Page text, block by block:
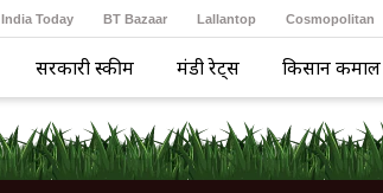
India Today BT Bazaar Lallantop Cosmopolitan
सरकारी स्कीम मंडी रेट्स किसान